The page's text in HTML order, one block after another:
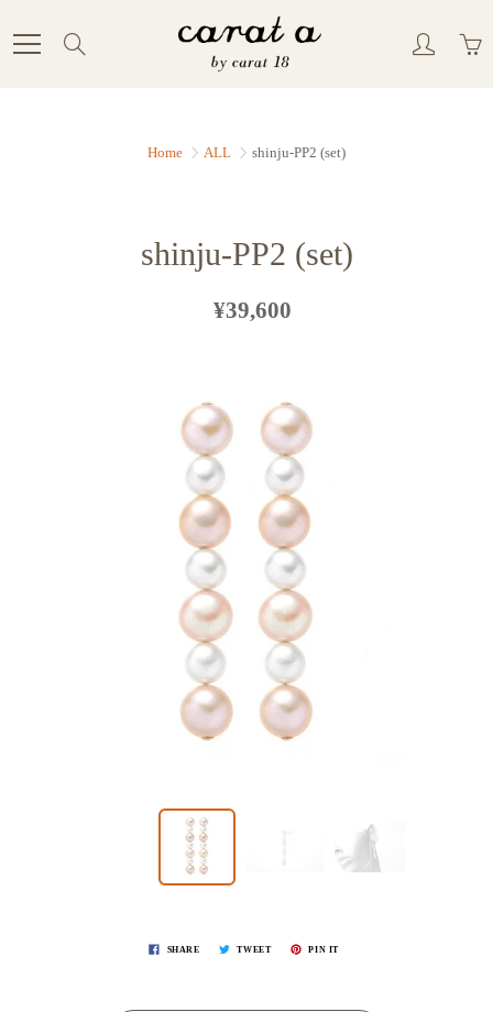
Content
Home ALL shinju-PP2 (set)
shinju-PP2 (set)
¥39,600
SHARE TWEET PIN IT